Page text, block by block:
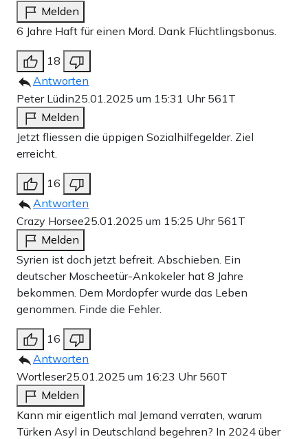
Melden
6 Jahre Haft für einen Mord. Dank Flüchtlingsbonus.
18
Antworten
Peter Lüdin25.01.2025 um 15:31 Uhr 561T
Melden
Jetzt fliessen die üppigen Sozialhilfegelder. Ziel
erreicht.
16
Antworten
Crazy Horsee25.01.2025 um 15:25 Uhr 561T
Melden
Syrien ist doch jetzt befreit. Abschieben. Ein
deutscher Moscheetür-Ankokeler hat 8 Jahre
bekommen. Dem Mordopfer wurde das Leben
genommen. Finde die Fehler.
16
Antworten
Wortleser25.01.2025 um 16:23 Uhr 560T
Melden
Kann mir eigentlich mal Jemand verraten, warum
Türken Asyl in Deutschland begehren? In 2024 über